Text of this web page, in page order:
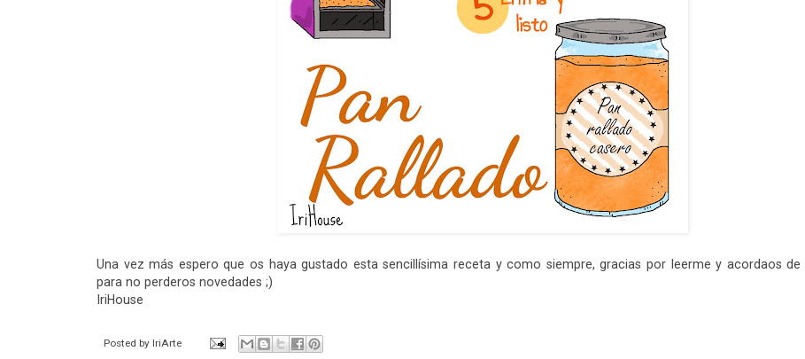
Una vez más espero que os haya gustado esta sencillísima receta y como siempre, gracias por leerme y acordaos de
para no perderos novedades ;)
IriHouse
Posted by IriArte